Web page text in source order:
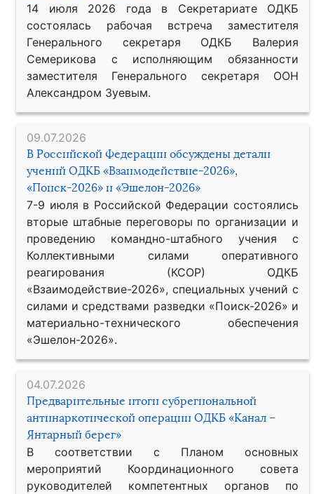
14 июля 2026 года в Секретариате ОДКБ
состоялась рабочая встреча заместителя
Генерального секретаря ОДКБ Валерия
Семерикова с исполняющим обязанности
заместителя Генерального секретаря ООН
Александром Зуевым.
09.07.2026
В Российской Федерации обсуждены детали
учений ОДКБ «Взаимодействие-2026»,
«Поиск-2026» и «Эшелон-2026»
7-9 июля в Российской Федерации состоялись
вторые штабные переговоры по организации и
проведению командно-штабного учения с
Коллективными силами оперативного
реагирования (КСОР) ОДКБ
«Взаимодействие-2026», специальных учений с
силами и средствами разведки «Поиск-2026» и
материально-технического обеспечения
«Эшелон-2026».
04.07.2026
Предварительные итоги субрегиональной
антинаркотической операции ОДКБ «Канал –
Янтарный берег»
В соответствии с Планом основных
мероприятий Координационного совета
руководителей компетентных органов по